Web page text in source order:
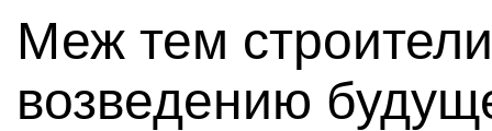
Меж тем
возведению